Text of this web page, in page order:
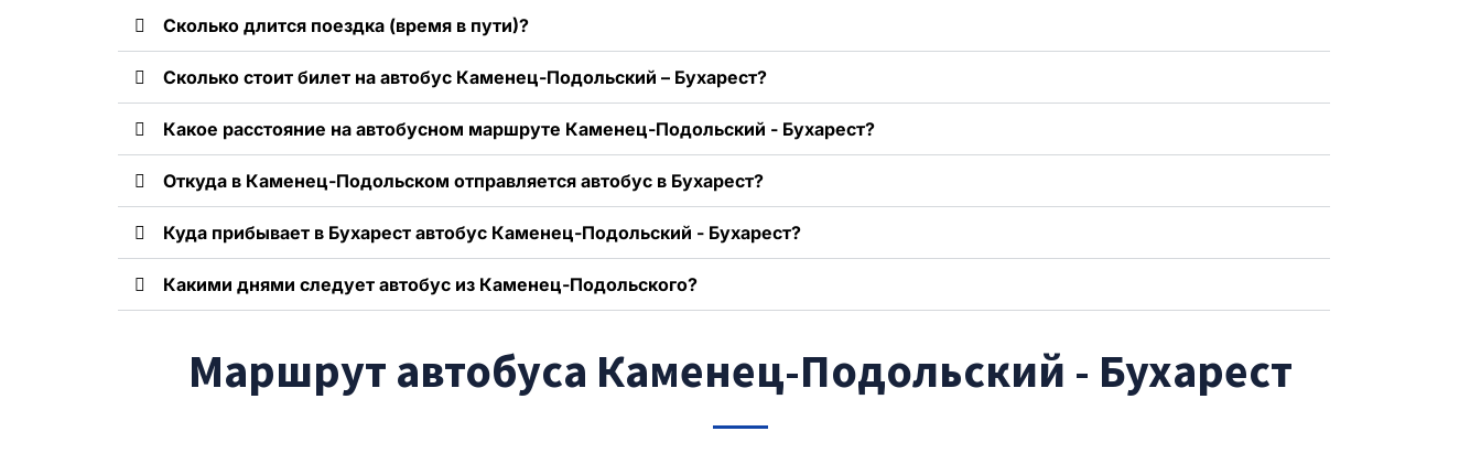
Сколько длится поездка (время в пути)?
Сколько стоит билет на автобус Каменец-Подольский – Бухарест?
Какое расстояние на автобусном маршруте Каменец-Подольский - Бухарест?
Откуда в Каменец-Подольском отправляется автобус в Бухарест?
Куда прибывает в Бухарест автобус Каменец-Подольский - Бухарест?
Какими днями следует автобус из Каменец-Подольского?
Маршрут автобуса Каменец-Подольский - Бухарест